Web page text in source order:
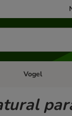
menu: Kleine dieren
Open categorie
Vogel